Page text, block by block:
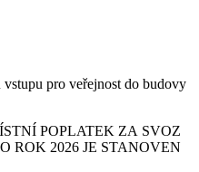
pro veřejnost do budovy
POPLATEK ZA SVOZ
ROK 2026 JE STANOVEN